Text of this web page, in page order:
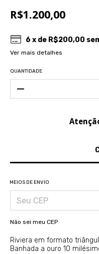
R$1.200,00
6 x de R$200,00
Ver mais detalhes
QUANTIDADE
MEIOS DE ENVIO
Não sei meu CEP
Riviera em formato
Banhada a ouro 10